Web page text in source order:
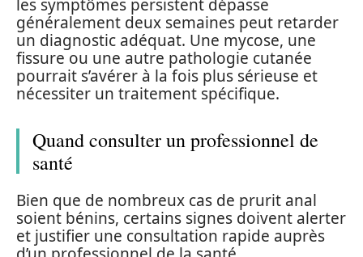
les symptômes persistent dépasse
généralement deux semaines peut retarder
un diagnostic adéquat. Une mycose, une
fissure ou une autre pathologie cutanée
pourrait s’avérer à la fois plus sérieuse et
nécessiter un traitement spécifique.
Quand consulter un professionnel de
santé
Bien que de nombreux cas de prurit anal
soient bénins, certains signes doivent alerter
et justifier une consultation rapide auprès